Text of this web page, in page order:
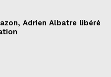
Adrien Albatre libéré